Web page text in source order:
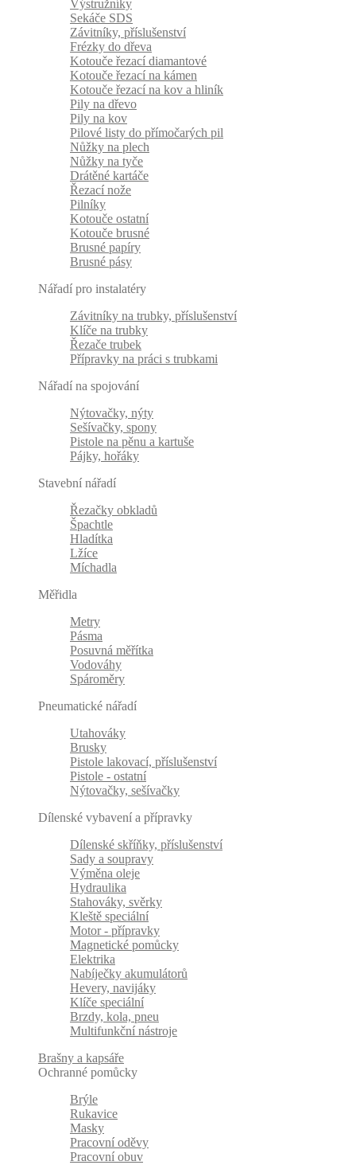
Výstružníky
Sekáče SDS
Závitníky, příslušenství
Frézky do dřeva
Kotouče řezací diamantové
Kotouče řezací na kámen
Kotouče řezací na kov a hliník
Pily na dřevo
Pily na kov
Pilové listy do přímočarých pil
Nůžky na plech
Nůžky na tyče
Drátěné kartáče
Řezací nože
Pilníky
Kotouče ostatní
Kotouče brusné
Brusné papíry
Brusné pásy
Nářadí pro instalatéry
Závitníky na trubky, příslušenství
Klíče na trubky
Řezače trubek
Přípravky na práci s trubkami
Nářadí na spojování
Nýtovačky, nýty
Sešívačky, spony
Pistole na pěnu a kartuše
Pájky, hořáky
Stavební nářadí
Řezačky obkladů
Špachtle
Hladítka
Lžíce
Míchadla
Měřidla
Metry
Pásma
Posuvná měřítka
Vodováhy
Spároměry
Pneumatické nářadí
Utahováky
Brusky
Pistole lakovací, příslušenství
Pistole - ostatní
Nýtovačky, sešívačky
Dílenské vybavení a přípravky
Dílenské skříňky, příslušenství
Sady a soupravy
Výměna oleje
Hydraulika
Stahováky, svěrky
Kleště speciální
Motor - přípravky
Magnetické pomůcky
Elektrika
Nabíječky akumulátorů
Hevery, navijáky
Klíče speciální
Brzdy, kola, pneu
Multifunkční nástroje
Brašny a kapsáře
Ochranné pomůcky
Brýle
Rukavice
Masky
Pracovní oděvy
Pracovní obuv